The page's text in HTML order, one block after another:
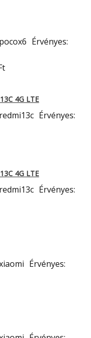
Érvényes:
4G LTE
Érvényes:
4G LTE
Érvényes:
Érvényes: